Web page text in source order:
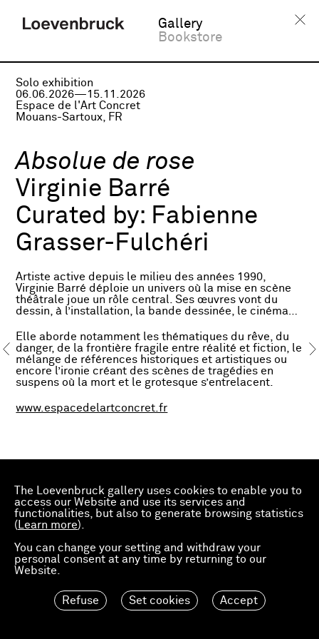
The Loevenbruck gallery uses cookies to enable you to
access our Website and use its services and
functionalities, but also to generate browsing statistics
( Learn more).
You can change your setting and withdraw your
personal consent at any time by returning to our
Website.
Refuse Set cookies Accept
Gallery
Bookstore
Solo exhibition
06.06.2026—15.11.2026
Espace de l'Art Concret
Mouans-Sartoux, FR
Absolue de rose
Virginie Barré
Curated by: Fabienne
Grasser-Fulchéri
Artiste active depuis le milieu des années 1990,
Virginie Barré déploie un univers où la mise en scène
théâtrale joue un rôle central. Ses œuvres vont du
dessin, à l’installation, la bande dessinée, le cinéma…
Elle aborde notamment les thématiques du rêve, du
danger, de la frontière fragile entre réalité et fiction, le
mélange de références historiques et artistiques ou
encore l’ironie créant des scènes de tragédies en
suspens où la mort et le grotesque s’entrelacent.
www.espacedelartconcret.fr